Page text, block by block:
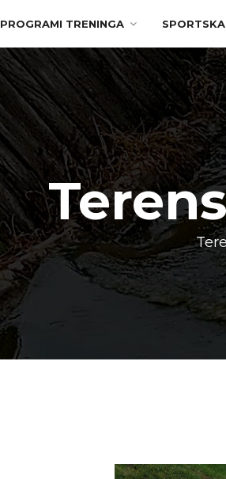
PROGRAMI TRENINGA